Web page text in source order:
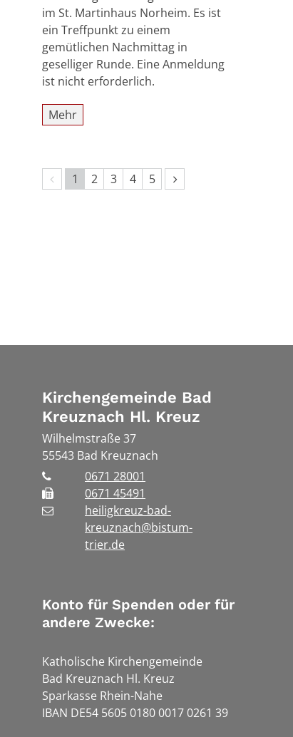
im St. Martinhaus Norheim. Es ist
ein Treffpunkt zu einem
gemütlichen Nachmittag in
geselliger Runde. Eine Anmeldung
ist nicht erforderlich.
Mehr
Vorherige Seite
1 2 3 4 5 Nächste Seite
Kirchengemeinde Bad
Kreuznach Hl. Kreuz
Wilhelmstraße 37
55543 Bad Kreuznach
0671 28001
0671 45491
heiligkreuz-bad-
kreuznach@bistum-
trier.de
Konto für Spenden oder für
andere Zwecke:
Katholische Kirchengemeinde
Bad Kreuznach Hl. Kreuz
Sparkasse Rhein-Nahe
IBAN DE54 5605 0180 0017 0261 39